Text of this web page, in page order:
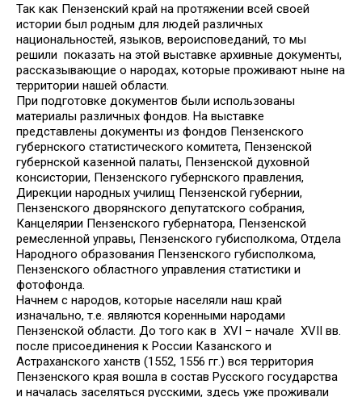
Так как Пензенский край на протяжении всей своей
истории был родным для людей различных
национальностей, языков, вероисповеданий, то мы
решили показать на этой выставке архивные документы,
рассказывающие о народах, которые проживают ныне на
территории нашей области.
При подготовке документов были использованы
материалы различных фондов. На выставке
представлены документы из фондов Пензенского
губернского статистического комитета, Пензенской
губернской казенной палаты, Пензенской духовной
консистории, Пензенского губернского правления,
Дирекции народных училищ Пензенской губернии,
Пензенского дворянского депутатского собрания,
Канцелярии Пензенского губернатора, Пензенской
ремесленной управы, Пензенского губисполкома, Отдела
Народного образования Пензенского губисполкома,
Пензенского областного управления статистики и
фотофонда.
Начнем с народов, которые населяли наш край
изначально, т.е. являются коренными народами
Пензенской области. До того как в XVI – начале XVII вв.
после присоединения к России Казанского и
Астраханского ханств (1552, 1556 гг.) вся территория
Пензенского края вошла в состав Русского государства
и началась заселяться русскими, здесь уже проживали